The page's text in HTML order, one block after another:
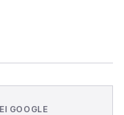
GOOGLE